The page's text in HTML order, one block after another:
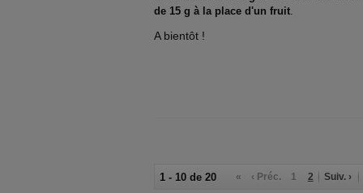
de 15 g à la place d'un fruit.
A bientôt !
1 - 10 de 20 « ‹ Préc. 1 2 Suiv. ›